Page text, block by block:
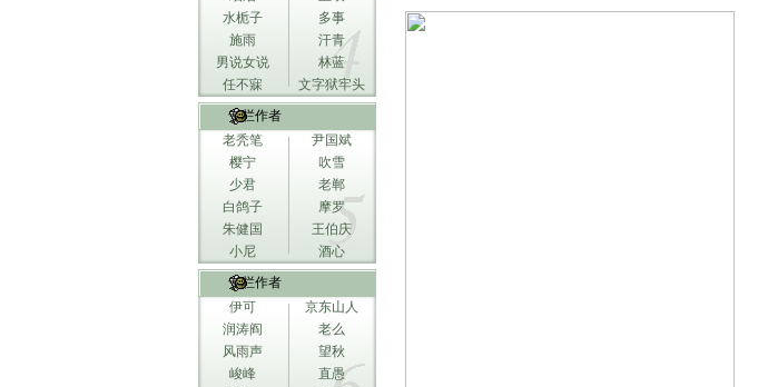
水栀子
多事
施雨
汗青
男说女说
林蓝
任不寐
文字狱牢头
专栏作者
老秃笔
尹国斌
樱宁
吹雪
少君
老郸
白鸽子
摩罗
朱健国
王伯庆
小尼
酒心
专栏作者
伊可
京东山人
润涛阎
老么
风雨声
望秋
峻峰
直愚